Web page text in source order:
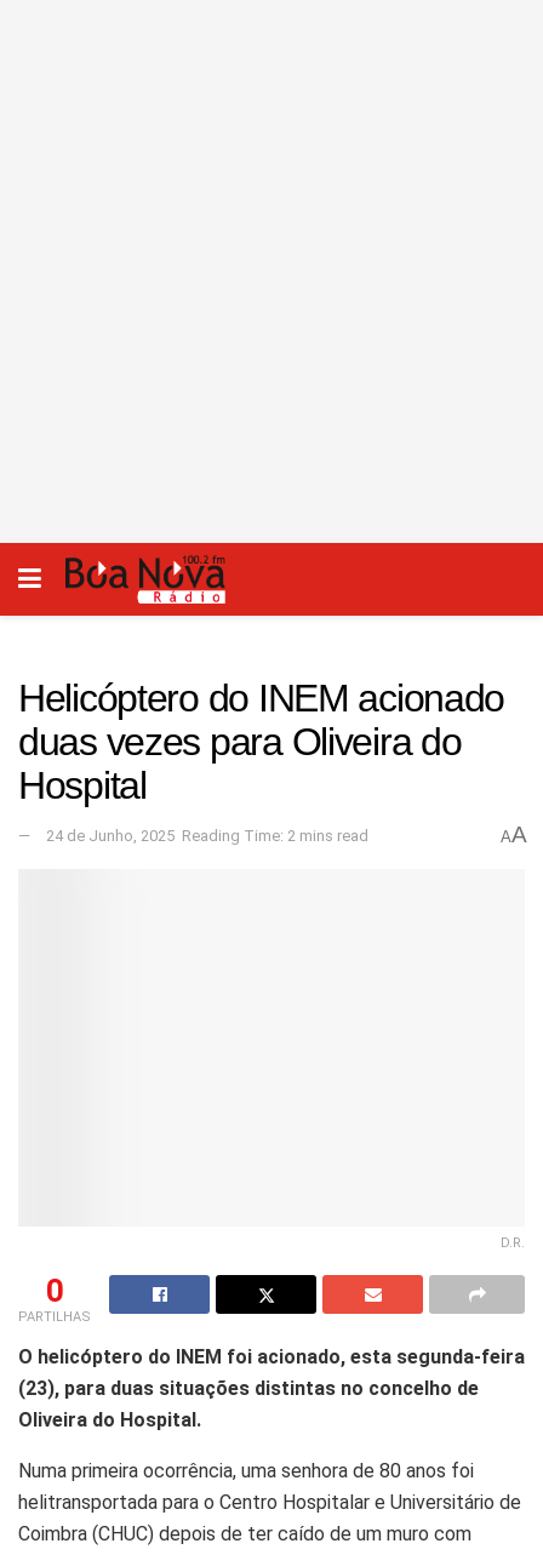
Helicóptero do INEM acionado
duas vezes para Oliveira do
Hospital
24 de Junho, 2025 Reading Time: 2 mins read AA
D.R.
0
PARTILHAS
O helicóptero do INEM foi acionado, esta segunda-feira
(23), para duas situações distintas no concelho de
Oliveira do Hospital.
Numa primeira ocorrência, uma senhora de 80 anos foi
helitransportada para o Centro Hospitalar e Universitário de
Coimbra (CHUC) depois de ter caído de um muro com